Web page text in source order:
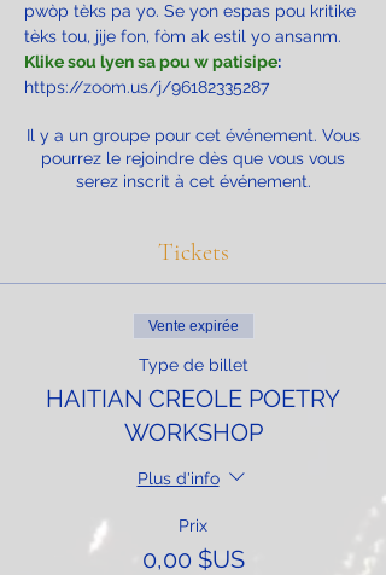
pwòp tèks pa yo. Se yon espas pou kritike
tèks tou, jije fon, fòm ak estil yo ansanm.
Klike sou lyen sa pou w patisipe:
https://zoom.us/j/96182335287
Il y a un groupe pour cet événement. Vous
pourrez le rejoindre dès que vous vous
serez inscrit à cet événement.
Tickets
Vente expirée
Type de billet
HAITIAN CREOLE POETRY
WORKSHOP
Plus d'info
Prix
0,00 $US